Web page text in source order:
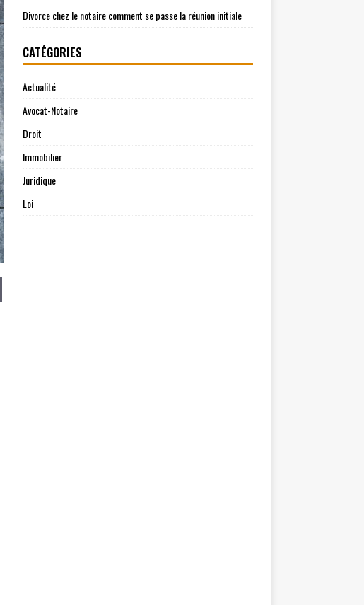
Divorce chez le notaire comment se passe la réunion initiale
CATÉGORIES
Actualité
Avocat-Notaire
Droit
Immobilier
Juridique
Loi